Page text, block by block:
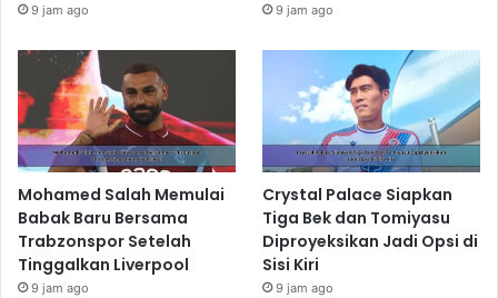
9 jam ago 9 jam ago
Mohamed Salah Memulai
Babak Baru Bersama
Trabzonspor Setelah
Tinggalkan Liverpool
9 jam ago
Crystal Palace Siapkan
Tiga Bek dan Tomiyasu
Diproyeksikan Jadi Opsi di
Sisi Kiri
9 jam ago